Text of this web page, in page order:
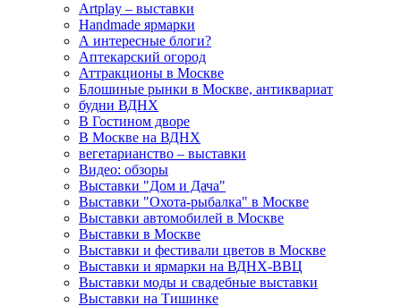
Artplay – выставки
Handmade ярмарки
А интересные блоги?
Аптекарский огород
Аттракционы в Москве
Блошиные рынки в Москве, антиквариат
будни ВДНХ
В Гостином дворе
В Москве на ВДНХ
вегетарианство – выставки
Видео: обзоры
Выставки "Дом и Дача"
Выставки "Охота-рыбалка" в Москве
Выставки автомобилей в Москве
Выставки в Москве
Выставки и фестивали цветов в Москве
Выставки и ярмарки на ВДНХ-ВВЦ
Выставки моды и свадебные выставки
Выставки на Тишинке